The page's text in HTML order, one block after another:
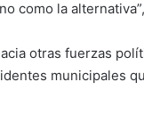
como la
otras fuerzas
municipales
Ruth
Juan